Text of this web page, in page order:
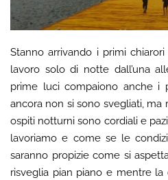
Stanno arrivando i primi chiarori
lavoro solo di notte dall’una
prime luci compaiono anche i
ancora non si sono svegliati,
ospiti notturni sono cordiali e
lavoriamo e come se le
saranno propizie come si
risveglia pian piano e mentre